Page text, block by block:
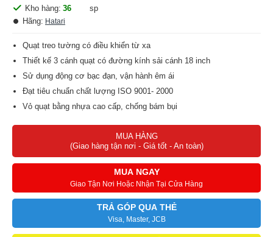
Kho hàng: 36
sp
Hãng: Hatari
Quạt treo tường có điều khiển từ xa
Thiết kế 3 cánh quạt có đường kính sải cánh 18 inch
Sử dụng động cơ bạc đạn, vận hành êm ái
Đạt tiêu chuẩn chất lượng ISO 9001- 2000
Vỏ quạt bằng nhựa cao cấp, chống bám bụi
Chức năng hẹn giờ thông minh lên tới 8 tiếng
Có 2 cầu chì chống cháy, tự ngắt điện khi quá tải
MUA HÀNG
(Giao hàng tận nơi - Giá tốt - An toàn)
MUA NGAY
Giao Tận Nơi Hoặc Nhận Tại Cửa Hàng
TRẢ GÓP QUA THẺ
Visa, Master, JCB